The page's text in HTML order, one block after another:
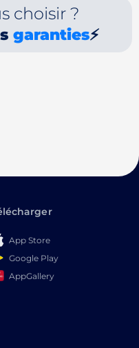
choisir ?
garanties⚡
App Store
Google Play
AppGallery